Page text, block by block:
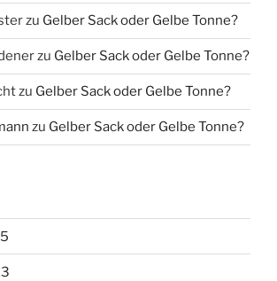
zu Gelber Sack oder Gelbe Tonne?
zu Gelber Sack oder Gelbe Tonne?
zu Gelber Sack oder Gelbe Tonne?
zu Gelber Sack oder Gelbe Tonne?